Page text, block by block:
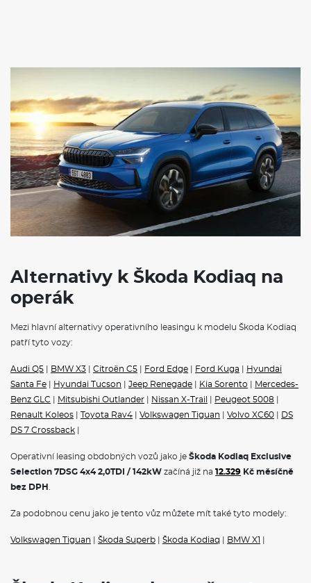
Alternativy k Škoda Kodiaq na
operák
Mezi hlavní alternativy operativního leasingu k modelu Škoda Kodiaq
patří tyto vozy:
Audi Q5 BMW X3 Citroën C5 Ford Edge Ford Kuga
Hyundai
Santa Fe
Hyundai Tucson Jeep Renegade Kia Sorento
Mercedes-
Benz GLC
Mitsubishi Outlander Nissan X-Trail Peugeot 5008
Renault Koleos
Toyota Rav4 Volkswagen Tiguan Volvo XC60
DS
DS 7 Crossback
Operativní leasing obdobných vozů jako je Škoda Kodiaq Exclusive
Selection 7DSG 4x4 2,0TDI / 142kW začíná již na 12.329 Kč měsíčně
bez DPH
Za podobnou cenu jako je tento vůz můžete mít také tyto modely:
Volkswagen Tiguan Škoda Superb Škoda Kodiaq BMW X1